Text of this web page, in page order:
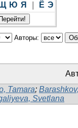
Щ Ю Я Ё Э
Авторы:
Tamara;
Svetlana